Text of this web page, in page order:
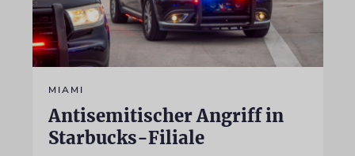
MIAMI
Antisemitischer Angriff in
Starbucks-Filiale